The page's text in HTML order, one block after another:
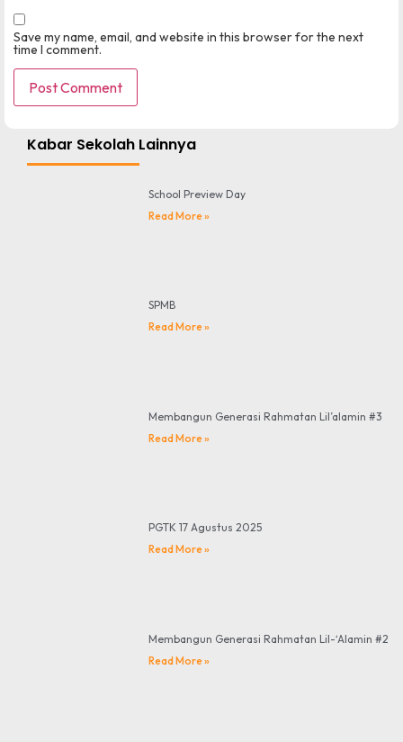
Save my name, email, and website in this browser for the next
time I comment.
Kabar Sekolah Lainnya
School Preview Day
Read More »
SPMB
Read More »
Membangun Generasi Rahmatan Lil’alamin #3
Read More »
PGTK 17 Agustus 2025
Read More »
Membangun Generasi Rahmatan Lil-‘Alamin #2
Read More »